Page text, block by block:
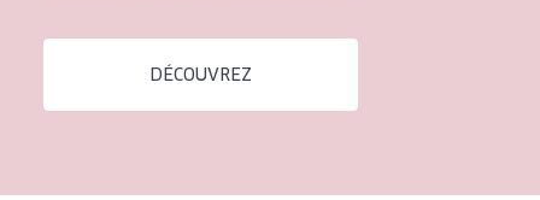
Peau mature
Peau ménopausée
DÉCOUVREZ